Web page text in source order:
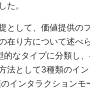
た。
して、価値提供の
在り方について述べ
なタイプに分類し
法として3種類のイ
インタラクションモ